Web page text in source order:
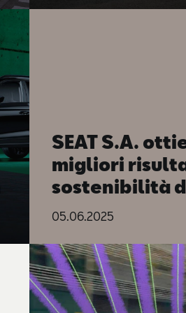
SEAT S.A.
migliori
sostenibilità
sua storia
05.06.2025